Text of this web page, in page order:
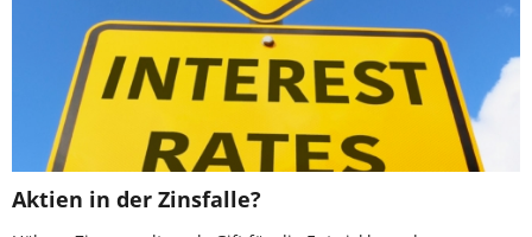
Aktien in der Zinsfalle?